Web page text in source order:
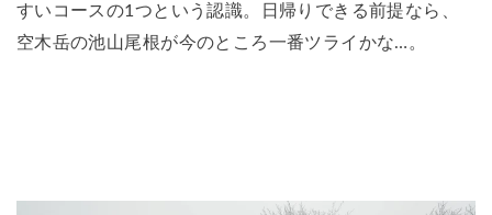
すいコースの1つという認識。日帰りできる前提なら、
空木岳の池山尾根が今のところ一番ツライかな…。